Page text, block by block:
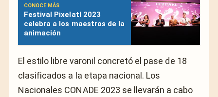
CONOCE MÁS
Festival Pixelatl 2023
celebra a los maestros de la
animación
El estilo libre varonil concretó el pase de 18
clasificados a la etapa nacional. Los
Nacionales CONADE 2023 se llevarán a cabo